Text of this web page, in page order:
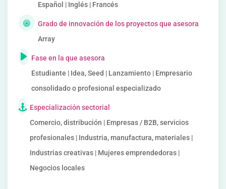
Español | Inglés | Francés
Grado de innovación de los proyectos que asesora
Array
Fase en la que asesora
Estudiante | Idea, Seed | Lanzamiento | Empresario
consolidado o profesional especializado
Especialización sectorial
Comercio, distribución | Empresas / B2B, servicios
profesionales | Industria, manufactura, materiales |
Industrias creativas | Mujeres emprendedoras |
Negocios locales